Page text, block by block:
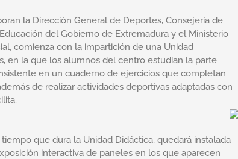
la Dirección General de Deportes, Consejería de
del Gobierno de Extremadura y el Ministerio
comienza con la impartición de una Unidad
en la que los alumnos del centro estudian la parte
en un cuaderno de ejercicios que completan
de realizar actividades deportivas adaptadas con
que dura la Unidad Didáctica, quedará instalada
interactiva de paneles en los que aparecen